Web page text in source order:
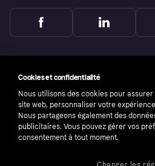
Cookies et confidentialité
Nous utilisons des cookies pour
site web, personnaliser votre
Nous partageons également des
publicitaires. Vous pouvez gérer vos
consentement à tout moment.